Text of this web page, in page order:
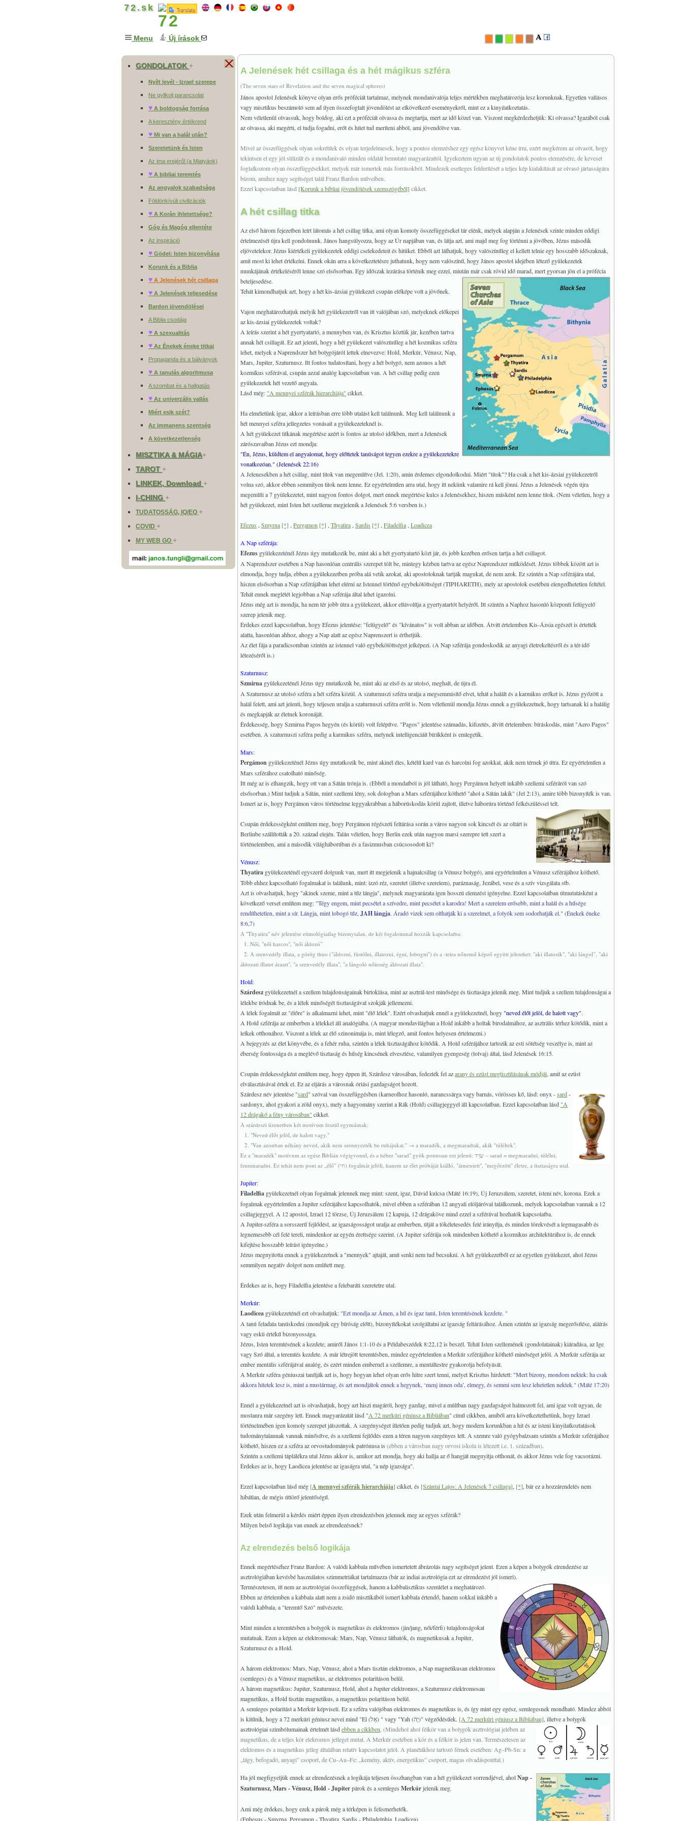
72.sk
Menu Új írások
GONDOLATOK +
Nyílt levél - Izrael szerepe
Ne gyilkolj parancsolat
♥ A boldogság forrása
A keresztény értékrend
♥ Mi van a halál után?
Szeretetünk és Isten
Az ima erejéről (a Miatyánk)
♥ A bibliai teremtés
Az angyalok szabadsága
Földönkívüli civilizációk
♥ A Korán ihletettsége?
Góg és Magóg ellentéte
Az inspiráció
♥ Gödel: Isten bizonyítása
Korunk és a Biblia
♥ A Jelenések hét csillaga
♥ A Jelenések teljesedése
Bardon jövendölései
A Biblia csodája
♥ A szexualitás
♥ Az Énekek éneke titkai
Propaganda és a bálványok
♥ A tanulás algoritmusa
A szombat és a hallgatás
♥ Az univerzális vallás
Miért esik szét?
Az immanens szentség
A következetlenség
MISZTIKA & MÁGIA+
TAROT+
LINKEK, Download +
I-CHING +
TUDATOSSÁG, IQ/EQ +
COVID +
MY WEB GO +
A Jelenések hét csillaga és a hét mágikus szféra
(The seven stars of Revelation and the seven magical spheres)
János apostol Jelenések könyve olyan erős próféciát tartalmaz, melynek mondanivalója teljes mértékben meghatározója lesz korunknak. Egyetlen vallásos
vagy misztikus beszámoló sem ad ilyen összefoglalt jövendölést az elkövetkező eseményekről, mint ez a kinyilatkoztatás.
Nem véletlenül olvassuk, hogy boldog, aki ezt a próféciát olvassa és megtartja, mert az idő közel van. Viszont megkérdezhetjük: Ki olvassa? Igazából csak
az olvassa, aki megérti, el tudja fogadni, erőt és hitet tud meríteni abból, ami jövendölve van.
Mivel az összefüggések olyan sokrétűek és olyan terjedelmesek, hogy a pontos elemzéshez egy egész könyvet kéne írni, ezért megkérem az olvasót, hogy
tekintsen el egy jól stilizált és a mondanivaló minden oldalát bemutató magyarázattól. Igyekeztem ugyan az új gondolatok pontos elemzésére, de keveset
foglalkozom olyan összefüggésekkel, melyek már ismertek más forrásokból. Mindezek esetleges felderítését a teljes kép kialakítását az olvasó jártasságára
bízom, amihez nagy segítséget talál Franz Bardon műveiben.
Ezzel kapcsolatban lásd [Korunk a bibliai jövendölések szemszögéből] cikket.
A hét csillag titka
Az első három fejezetben leírt látomás a hét csillag titka, ami olyan komoly összefüggéseket tár elénk, melyek alapján a Jelenések szinte minden eddigi
értelmezését újra kell gondolnunk. János hangsúlyozza, hogy az Úr napjában van, és látja azt, ami majd meg fog történni a jövőben, Jézus második
eljövetelekor. Jézus kiértékeli gyülekezetek eddigi cselekedeteit és hitüket. Ebből azt láthatjuk, hogy valószínűleg el kellett telnie egy hosszabb időszaknak,
amit most ki lehet értékelni. Ennek okán arra a következtetésre juthatunk, hogy nem valószínű, hogy János apostol idejében létező gyülekezetek
munkájának értékeléséről lenne szó elsősorban. Egy időszak lezárása történik meg ezzel, miután már csak rövid idő marad, mert gyorsan jön el a prófécia
beteljesedése.
Tehát kimondhatjuk azt, hogy a hét kis-ázsiai gyülekezet csupán előképe volt a jövőnek.
Vajon meghatározhatjuk melyik hét gyülekezetről van itt valójában szó, melyeknek előkepei
az kis-ázsiai gyülekezetek voltak?
A leírás szerint a hét gyertyatartó, a mennyben van, és Krisztus köztük jár, kezében tartva
annak hét csillagát. Ez azt jelenti, hogy a hét gyülekezet valószínűleg a hét kozmikus szféra
lehet, melyek a Naprendszer hét bolygójáról lettek elnevezve: Hold, Merkúr, Vénusz, Nap,
Mars, Jupiter, Szaturnusz. Itt fontos tudatosítani, hogy a hét bolygó, nem azonos a hét
kozmikus szférával, csupán azzal analóg kapcsolatban van. A hét csillag pedig ezen
gyülekezetek hét vezető angyala.
Lásd még: "A mennyei szférák hierarchiája" cikket.
Ha elméletünk igaz, akkor a leírásban erre több utalást kell találnunk. Meg kell találnunk a
hét mennyei szféra jellegzetes vonásait a gyülekezeteknél is.
A hét gyülekezet titkának megértése azért is fontos az utolsó időkben, mert a Jelenések
zárószavaiban Jézus ezt mondja:
"Én, Jézus, küldtem el angyalomat, hogy előttetek tanúságot tegyen ezekre a gyülekezetekre
vonatkozóan." (Jelenések 22:16)
A Jelenesekben a hét csillag, mint titok van megemlítve (Jel. 1:20), amin érdemes elgondolkodni. Miért "titok"? Ha csak a hét kis-ázsiai gyülekezetről
volna szó, akkor ebben semmilyen titok nem lenne. Ez egyértelműen arra utal, hogy itt nekünk valamire rá kell jönni. Jézus a Jelenések végén újra
megemlíti a 7 gyülekezetet, mint nagyon fontos dolgot, mert ennek megértése kulcs a Jelenésekhez, hiszen másként nem lenne titok. (Nem véletlen, hogy a
hét gyülekezet, mint Isten hét szelleme megjelenik a Jelenések 5:6 versben is.)
Efezus Smyrna [*] Pergamon [*] Thyatira Sardis [*] Filadelfia Loadicea
A Nap szférája:
Efezus gyülekezeténél Jézus úgy mutatkozik be, mint aki a hét gyertyatartó közt jár, és jobb kezében erősen tartja a hét csillagot.
A Naprendszer esetében a Nap hasonlóan centrális szerepet tölt be, mintegy kézben tartva az egész Naprendszer működését. Jézus többek között azt is
elmondja, hogy tudja, ebben a gyülekezetben próba alá vetik azokat, aki apostoloknak tartják magukat, de nem azok. Ez szintén a Nap szférájára utal,
hiszen elsősorban a Nap szférájában lehet elérni az Istennel történő egybekötöttséget (TIPHARETH), mely az apostolok esetében elengedhetetlen feltétel.
Tehát ennek meglétét legjobban a Nap szférája által lehet igazolni.
Jézus még azt is mondja, ha nem tér jobb útra a gyülekezet, akkor eltávolítja a gyertyatartót helyéről. Itt szintén a Naphoz hasonló központi felügyelő
szerep jelenik meg.
Érdekes ezzel kapcsolatban, hogy Efezus jelentése: "felügyelő" és "kívánatos" is volt abban az időben. Átvitt értelemben Kis-Ázsia egészét is értették
alatta, hasonlóan ahhoz, ahogy a Nap alatt az egész Naprenszert is érthetjük.
Az élet fája a paradicsomban szintén az istennel való egybekötöttséget jelképezi. (A Nap szférája gondoskodik az anyagi életrekeltésről és a tér-idő
létezéséről is.)
Szaturnusz:
Szmirna gyülekezeténél Jézus úgy mutatkozik be, mint aki az első és az utolsó, meghalt, de újra él.
A Szaturnusz az utolsó szféra a hét szféra közül. A szaturnuszi szféra uralja a megsemmisítő elvet, tehát a halált és a karmikus erőket is. Jézus győzött a
halál felett, ami azt jelenti, hogy teljesen uralja a szaturnuszi szféra erőit is. Nem véletlenül mondja Jézus ennek a gyülekezetnek, hogy tartsanak ki a halálig
és megkapják az életnek koronáját.
Érdekesség, hogy Szmirna Pagos hegyén (és körül) volt felépítve. "Pagos" jelentése számadás, kifizetés, átvitt értelemben: bíráskodás, mint "Aero Pagos"
esetében. A szaturnuszi szféra pedig a karmikus szféra, melynek intelligenciáit bírákként is emlegetik.
Mars:
Pergámon gyülekezeténél Jézus úgy mutatkozik be, mint akinél éles, kétélű kard van és harcolni fog azokkal, akik nem térnek jó útra. Ez egyértelműen a
Mars szférához csatolható minőség.
Itt még az is elhangzik, hogy ott van a Sátán trónja is. (Ebből a mondatból is jól látható, hogy Pergámon helyett inkább szellemi szféráról van szó
elsősorban.) Mint tudjuk a Sátán, mint szellemi lény, sok dologban a Mars szférájához köthető "ahol a Sátán lakik" (Jel 2:13), amire több bizonyíték is van.
Ismert az is, hogy Pergámon város történelme leggyakrabban a háborúskodás körül zajlott, illetve háborúra történő felkészüléssel telt.
Csupán érdekességként említem meg, hogy Pergámon régészeti feltárása során a város nagyon sok kincsét és az oltárt is
Berlinbe szállították a 20. század elején. Talán véletlen, hogy Berlin ezek után nagyon marsi szerepre tett szert a
történelemben, ami a második világháborúban és a fasizmusban csúcsosodott ki?
Vénusz:
Thyatira gyülekezeténél egyszerű dolgunk van, mert itt megjelenik a hajnalcsillag (a Vénusz bolygó), ami egyértelműen a Vénusz szférájához köthető.
Több ehhez kapcsolható fogalmakat is találunk, mint: izzó réz, szeretet (illetve szerelem), paráznaság, Jezábel, vese és a szív vizsgálata stb.
Azt is olvashatjuk, hogy "akinek szeme, mint a tűz lángja", melynek magyarázata igen hosszú elemzést igényelne. Ezzel kapcsolatban útmutatásként a
következő verset említem meg: "Tégy engem, mint pecsétet a szívedre, mint pecsétet a karodra! Mert a szerelem erősebb, mint a halál és a hűsége
rendíthetetlen, mint a sír. Lángja, mint lobogó tűz, JAH lángja. Áradó vizek sem olthatják ki a szerelmet, a folyók sem sodorhatják el." (Énekek éneke
8:6,7)
A "Thyatira" név jelentése etimológiailag bizonytalan, de két fogalommal hozzák kapcsolatba:
1. Női, "női harcos", "női áldozó”
2. A szenvedély illata, a görög thuo ("áldozni, füstölni, illatozni, égni, lobogni") és a -teira nőnemű képző együtt jelenthet: "aki illatozik", "aki lángol”, "aki
áldozati illatot áraszt", "a szenvedély illata", "a lángoló nőiesség áldozati illata".
Hold:
Szárdesz gyülekezetnél a szellem tulajdonságainak birtoklása, mint az asztrál-test minősége és tisztasága jelenik meg. Mint tudjuk a szellem tulajdonságai a
lélekbe íródnak be, és a lélek minőségét tisztaságával szokják jellemezni.
A lélek fogalmát az "élőre" is alkalmazni lehet, mint "élő lélek". Ezért olvashatjuk ennél a gyülekezetnél, hogy "neved élőt jelöl, de halott vagy".
A Hold szférája az emberben a lélekkel áll analógiába. (A magyar mondavilágban a Hold inkább a holtak birodalmához, az asztrális térhez kötődik, mint a
lelkek otthonához. Viszont a lélek az élő szinonimája is, mint lélegző, amit fontos helyesen értelmezni.)
A bejegyzés az élet könyvébe, és a fehér ruha, szintén a lélek tisztaságához kötődik. A Hold szférájához tartozik az esti sötétség veszélye is, mint az
éberség fontossága és a meglévő tisztaság és hűség kincsének elvesztése, valamilyen gyengeség (tolvaj) által, lásd Jelenések 16:15.
Csupán érdekességként említem meg, hogy éppen itt, Szárdesz városában, fedezték fel azarany és ezüst megtisztításának módját , amit az ezüst
elválasztásával értek el. Ez az eljárás a városnak óriási gazdagságot hozott.
Szárdesz név jelentése "sard" szóval van összefüggésben (karneolhoz hasonló, narancssárga vagy barnás, vörösses kő, lásd: onyx -sard-
sardonyx, ahol gyakori a zöld onyx), mely a hagyomány szerint a Rák (Hold) csillagjeggyel áll kapcsolatban. Ezzel kapcsolatban lásd "A
12 drágakő a fény városában" cikket.
A szárdeszi üzenetben két motívum feszül egymásnak:
1. "Neved élőt jelöl, de halott vagy."
2. "Van azonban néhány neved, akik nem szennyezték be ruhájukat." → a maradék, a megmaradtak, akik "túléltek".
Ez a "maradék" motívum az egész Biblián végigvonul, és a héber "sarad" gyök pontosan ezt jelenti: שָׂרַד – sarad = megmaradni, túlélni,
fennmaradni. Ez tehát nem pont az „élő” (חי) fogalmát jelöli, hanem az élet próbáját kiálló, "átmentett", "megőrzött" életre, a tisztaságra utal.
Jupiter:
Filadelfia gyülekezetnél olyan fogalmak jelennek meg mint: szent, igaz, Dávid kulcsa (Máté 16:19), Új Jeruzsálem, szeretet, isteni név, korona. Ezek a
fogalmak egyértelműen a Jupiter szférájához kapcsolhatók, mivel ebben a szférában 12 angyali elöljáróval találkozunk, melyek kapcsolatban vannak a 12
csillagjeggyel. A 12 apostol, Izrael 12 törzse, Új Jeruzsálem 12 kapuja, 12 drágaköve mind ezzel a szférával hozhatók kapcsolatba.
A Jupiter-szféra a sorsszerű fejlődést, az igazságosságot uralja az emberben, útját a tökéletesedés felé irányítja, és minden törekvését a legmagasabb és
legnemesebb cél felé tereli, mindenkor az egyén érettsége szerint. (A Jupiter szférája sok mindenben köthető a kozmikus architektúrához is, de ennek
kifejtése hosszabb leírást igényelne.)
Jézus megnyitotta ennek a gyülekezetnek a "mennyek" ajtaját, amit senki nem tud becsukni. A hét gyülekezetből ez az egyetlen gyülekezet, ahol Jézus
semmilyen negatív dolgot nem említett meg.
Érdekes az is, hogy Filadelfia jelentése a felebaráti szeretetre utal.
Merkúr:
Laodicea gyülekezeténél ezt olvashatjuk: "Ezt mondja az Ámen, a hű és igaz tanú, Isten teremtésének kezdete. "
A tanú feladata tanúskodni (mondjuk egy bíróság előtt), bizonyítékokat szolgáltatni az igazság feltárásához. Ámen szintén az igazság megerősítése, aláírás
vagy eskü értékű bizonyossága.
Jézus, Isten teremtésének a kezdete, amiről János 1:1-10 és a Példabeszédek 8:22,12 is beszél. Tehát Isten szellemének (gondolatainak) kiáradása, az Ige
vagy Szó által, a teremtés kezdete. A már létrejött teremtésben, mindez egyértelműen a Merkúr szférájához köthető minőséget jelöl. A Merkúr szférája az
ember mentális szférájával analóg, és ezért minden embernél a szellemre, a mentáltestre gyakorolja befolyását.
A Merkúr szféra géniuszai tanítják azt is, hogy hogyan lehet olyan erős hitre szert tenni, melyet Krisztus hirdetett: "Mert bizony, mondom nektek: ha csak
akkora hitetek lesz is, mint a mustármag, és azt mondjátok ennek a hegynek, ‘menj innen oda’, elmegy, és semmi sem lesz lehetetlen nektek." (Máté 17:20)
Ennél a gyülekezetnél azt is olvashatjuk, hogy azt hiszi magáról, hogy gazdag, mivel a múltban nagy gazdagságot halmozott fel, ami igaz volt ugyan, de
mostanra már szegény lett. Ennek magyarázatát lásd "A 72 merkúri géniusz a Bibliában" című cikkben, amiből arra következtethetünk, hogy Izrael
történelmében igen komoly szerepet játszottak. A szegénységet illetően pedig tudjuk azt, hogy modern korunkban a hit és az isteni kinyilatkoztatások
tudománytalannak vannak minősítve, és a szellemi fejlődés ezen a téren nagyon szegényes lett. A szemre való gyógybalzsam szintén a Merkúr szférájához
köthető, hiszen ez a szféra az orvostudományok patrónusa is (ebben a városban nagy orvosi iskola is létezett i.e. 1. században).
Szintén a szellemi táplálékra utal Jézus akkor is, amikor azt mondja, hogy aki hallja az ő hangját megnyitja otthonát, és akkor Jézus vele fog vacsorázni.
Érdekes az is, hogy Laodicea jelentése az igaságra utal, "a nép igazsága".
Ezzel kapcsolatban lásd még [A mennyei szférák hierarchiája] cikket, és [Szántai Lajos: A Jelenések 7 csillaga] [*] , bár ez a hozzárendelés nem
hibátlan, de mégis úttörő jelentőségű.
Ezek után felmerül a kérdés miért éppen ilyen elrendezésben jelennek meg az egyes szférák?
Milyen belső logikája van ennek az elrendezésnek?
Az elrendezés belső logikája
Ennek megértéséhez Franz Bardon: A valódi kabbala művében ismertetett ábrázolás nagy segítséget jelent. Ezen a képen a bolygók elrendezése az
asztrológiában kevésbé használatos szimmetriákat tartalmazza (bár az indiai asztrológia ezt az elrendezést jól ismeri).
Természetesen, itt nem az asztrológiai összefüggések, hanem a kabbalisztikus szemlélet a meghatározó.
Ebben az értelemben a kabbala alatt nem a zsidó misztikából ismert kabbala értendő, hanem sokkal inkább a
valódi kabbala, a "teremtő Szó" művészete.
Mint minden a teremtésben a bolygók is magnetikus és elektromos (jin/jang, női/férfi) tulajdonságokat
mutatnak. Ezen a képen az elektromosak: Mars, Nap, Vénusz láthatók, és magnetikusak a Jupiter,
Szaturnusz és a Hold.
A három elektromos: Mars, Nap, Vénusz, ahol a Mars tisztán elektromos, a Nap magnetikusan elektromos
(semleges) és a Vénusz magnetikus, az elektromos polaritáson belül.
A három magnetikus: Jupiter, Szaturnusz, Hold, ahol a Jupiter elektromos, a Szaturnusz elektromosan
magnetikus, a Hold tisztán magnetikus, a magnetikus polaritáson belül.
A semleges polaritást a Merkúr képviseli. Ez a szféra valójóban elektromos és magnetikus is, és így mint egy egész, semlegesnek mondható. Mindez abból
is kitűnik, hogy a 72 merkúri géniusz nevei mind "El (אֵל) " vagy "Yah (יָה)" végződésűek. [A 72 merkúri géniusz a Bibliában] , illetve a bolygók
asztrológiai szimbólumainak értelmét lásdebben a cikkben. (Mindehol ahol félkör van a bolygók asztrológiai jelében az
magnetikus, de a teljes kör elekromos jelleget mutat. A Merkúr esetében a kör és a félkör is jelen van. Természetesen az
elektomos és a magnetikus jelleg általában relatív kapcsolatot jelöl. A planétákhoz tartozó fémek esetében: Ag–Pb-Sn: a
„lágy, befogadó, anyagi” csoport, de Cu–Au–Fe: „kemény, aktív, energetikus” csoport, magas olvadásponttal.)
Ha jól megfigyeljük ennek az elrendezésnek a logikája teljesen összhangban van a hét gyülekezet sorrendjével, aholNap -
Szaturnusz, Mars - Vénusz, Hold - Jupiterpárok és a semleges Merkúrjelenik meg.
Ami még érdekes, hogy ezek a párok még a térképen is felismerhetők.
(Ephesus - Smyrna, Pergamon - Thyatira, Sardis - Philadelphia, Loadicea)